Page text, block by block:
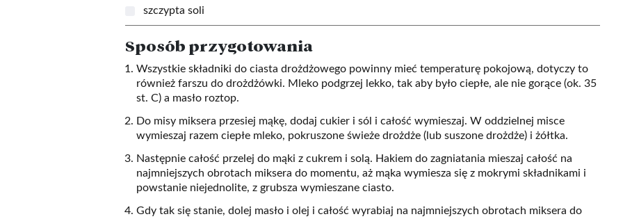
szczypta soli
Sposób przygotowania
Wszystkie składniki do ciasta drożdżowego powinny mieć temperaturę pokojową, dotyczy to
również farszu do drożdżówki. Mleko podgrzej lekko, tak aby było ciepłe, ale nie gorące (ok. 35
st. C) a masło roztop.
Do misy miksera przesiej mąkę, dodaj cukier i sól i całość wymieszaj. W oddzielnej misce
wymieszaj razem ciepłe mleko, pokruszone świeże drożdże (lub suszone drożdże) i żółtka.
Następnie całość przelej do mąki z cukrem i solą. Hakiem do zagniatania mieszaj całość na
najmniejszych obrotach miksera do momentu, aż mąka wymiesza się z mokrymi składnikami i
powstanie niejednolite, z grubsza wymieszane ciasto.
Gdy tak się stanie, dolej masło i olej i całość wyrabiaj na najmniejszych obrotach miksera do